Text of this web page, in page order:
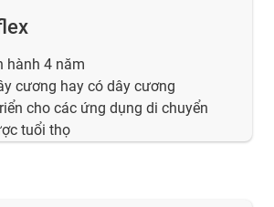
hành 4 năm
cương hay có dây cương
cho các ứng dụng di chuyển
tuổi thọ